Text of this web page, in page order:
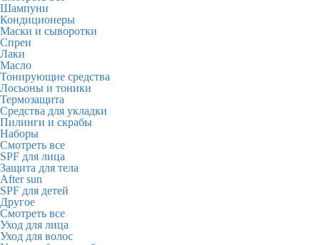
Шампуни
Кондиционеры
Маски и сыворотки
Спреи
Лаки
Масло
Тонирующие средства
Лосьоны и тоники
Термозащита
Средства для укладки
Пилинги и скрабы
Наборы
Смотреть все
SPF для лица
Защита для тела
After sun
SPF для детей
Другое
Смотреть все
Уход для лица
Уход для волос